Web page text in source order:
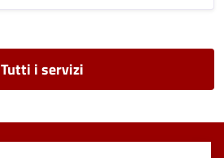
Tutti i servizi